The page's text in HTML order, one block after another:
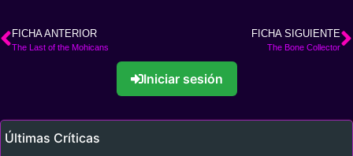
FICHA ANTERIOR
The Last of the Mohicans
FICHA SIGUIENTE
The Bone Collector
Iniciar sesión
Últimas Críticas